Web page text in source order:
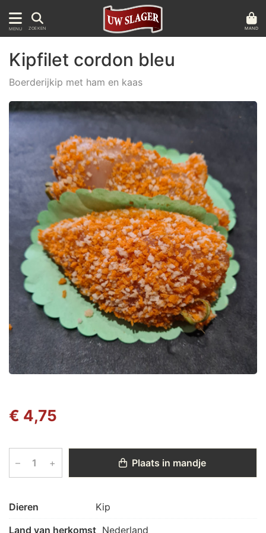
MENU ZOEKEN MAND
Kipfilet cordon bleu
Boerderijkip met ham en kaas
€ 4,75
– + Plaats in mandje
Dieren
Kip
Land van herkomst Nederland